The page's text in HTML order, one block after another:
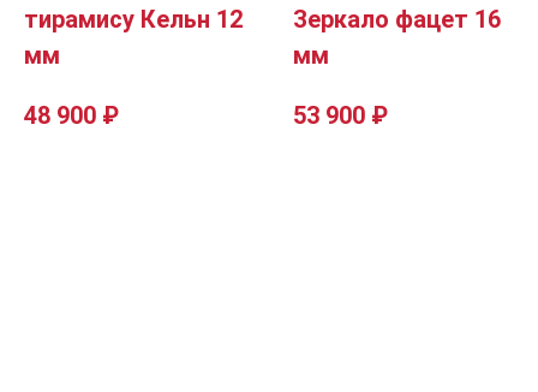
тирамису Кельн 12
мм
48 900 ₽
Зеркало фацет 16
мм
53 900 ₽